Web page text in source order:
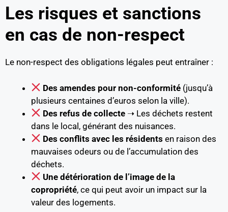
Les risques et sanctions
en cas de non-respect
Le non-respect des obligations légales peut entraîner :
Des amendes pour non-conformité (jusqu’à
plusieurs centaines d’euros selon la ville).
Des refus de collecte ➝ Les déchets restent
dans le local, générant des nuisances.
Des conflits avec les résidents en raison des
mauvaises odeurs ou de l’accumulation des
déchets.
Une détérioration de l’image de la
copropriété, ce qui peut avoir un impact sur la
valeur des logements.